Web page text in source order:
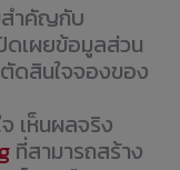
สำคัญกับ
ดเผยข้อมูลส่วน
ดสินใจจองของ
เห็นผลจริง
ที่สามารถสร้าง